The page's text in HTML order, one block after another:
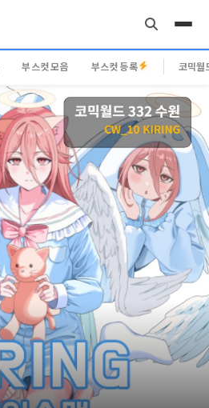
부스컷 모음 부스컷 등록 코믹월